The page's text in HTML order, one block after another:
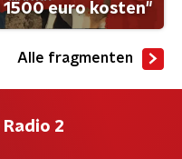
1500 euro kosten"
Alle fragmenten
Radio 2